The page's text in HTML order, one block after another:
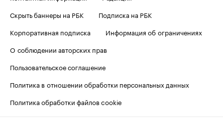
Скрыть баннеры на РБК
Подписка на РБК
Корпоративная подписка
Информация об ограничениях
О соблюдении авторских прав
Пользовательское соглашение
Политика в отношении обработки персональных данных
Политика обработки файлов cookie